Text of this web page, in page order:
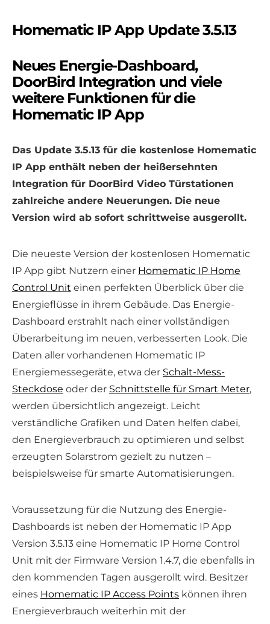
Homematic IP App Update 3.5.13
Neues Energie-Dashboard,
DoorBird Integration und viele
weitere Funktionen für die
Homematic IP App
Das Update 3.5.13 für die kostenlose Homematic
IP App enthält neben der heißersehnten
Integration für DoorBird Video Türstationen
zahlreiche andere Neuerungen. Die neue
Version wird ab sofort schrittweise ausgerollt.
Die neueste Version der kostenlosen Homematic
IP App gibt Nutzern einer Homematic IP Home
Control Unit einen perfekten Überblick über die
Energieflüsse in ihrem Gebäude. Das Energie-
Dashboard erstrahlt nach einer vollständigen
Überarbeitung im neuen, verbesserten Look. Die
Daten aller vorhandenen Homematic IP
Energiemessegeräte, etwa der Schalt-Mess-
Steckdose oder der Schnittstelle für Smart Meter,
werden übersichtlich angezeigt. Leicht
verständliche Grafiken und Daten helfen dabei,
den Energieverbrauch zu optimieren und selbst
erzeugten Solarstrom gezielt zu nutzen –
beispielsweise für smarte Automatisierungen.
Voraussetzung für die Nutzung des Energie-
Dashboards ist neben der Homematic IP App
Version 3.5.13 eine Homematic IP Home Control
Unit mit der Firmware Version 1.4.7, die ebenfalls in
den kommenden Tagen ausgerollt wird. Besitzer
eines Homematic IP Access Points können ihren
Energieverbrauch weiterhin mit der